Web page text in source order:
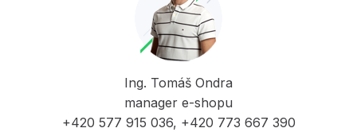
Ing. Tomáš Ondra
manager e-shopu
+420 577 915 036, +420 773 667 390